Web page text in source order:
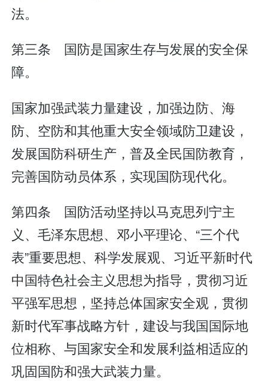
法。
第三条 国防是国家生存与发展的安全保
障。
国家加强武装力量建设，加强边防、海
防、空防和其他重大安全领域防卫建设，
发展国防科研生产，普及全民国防教育，
完善国防动员体系，实现国防现代化。
第四条 国防活动坚持以马克思列宁主
义、毛泽东思想、邓小平理论、“三个代
表”重要思想、科学发展观、习近平新时代
中国特色社会主义思想为指导，贯彻习近
平强军思想，坚持总体国家安全观，贯彻
新时代军事战略方针，建设与我国国际地
位相称、与国家安全和发展利益相适应的
巩固国防和强大武装力量。